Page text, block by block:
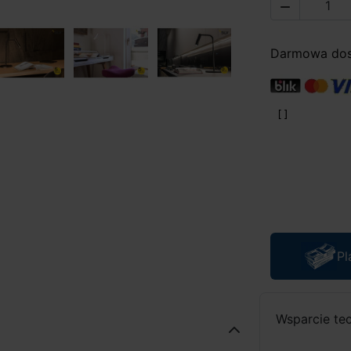

Darmowa
Wsparcie